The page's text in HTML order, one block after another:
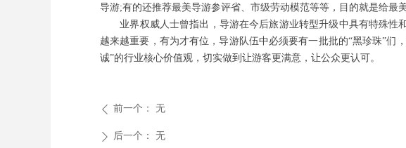
导游;有的还推荐最美导游参评省、市级劳动模范等等，目的就是给最
业界权威人士曾指出，导游在今后旅游业转型升级中具有特殊性
越来越重要，有为才有位，导游队伍中必须要有一批批的“黑珍珠”们
诚”的行业核心价值观，切实做到让游客更满意，让公众更认可。
ꄴ 前一个： 无
ꄲ 后一个： 无